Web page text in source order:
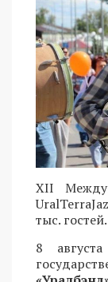
XII
тыс. гостей.
8